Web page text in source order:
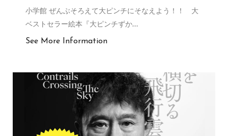
小学館 ぜんぶそろえて大ピンチにそなえよう！！ 大
ベストセラー絵本『大ピンチずか…
See More Information